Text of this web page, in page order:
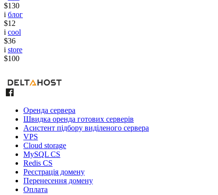
$130
i блог
$12
i cool
$36
i store
$100
Оренда сервера
Швидка оренда готових серверів
Асистент підбору виділеного сервера
VPS
Cloud storage
MySQL CS
Redis CS
Реєстрація домену
Перенесення домену
Оплата